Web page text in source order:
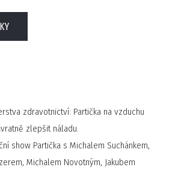
zdravotnictví: Partička na vzduchu
zlepšit náladu.
show Partička s Michalem Suchánkem,
Michalem Novotným, Jakubem